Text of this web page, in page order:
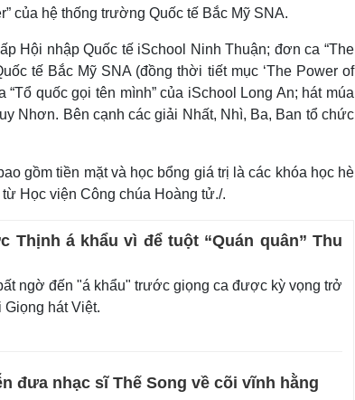
của hệ thống trường Quốc tế Bắc Mỹ SNA.
Hội nhập Quốc tế iSchool Ninh Thuận; đơn ca “The
tế Bắc Mỹ SNA (đồng thời tiết mục ‘The Power of
“Tổ quốc gọi tên mình” của iSchool Long An; hát múa
Nhơn. Bên cạnh các giải Nhất, Nhì, Ba, Ban tổ chức
gồm tiền mặt và học bổng giá trị là các khóa học hè
Học viện Công chúa Hoàng tử./.
Thịnh á khẩu vì để tuột “Quán quân” Thu
ngờ đến "á khẩu" trước giọng ca được kỳ vọng trở
Giọng hát Việt.
đưa nhạc sĩ Thế Song về cõi vĩnh hằng